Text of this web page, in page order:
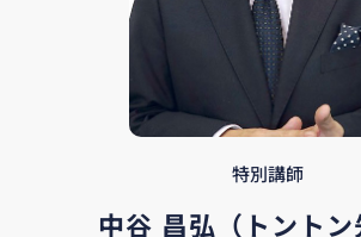
特別講師
中谷 昌弘（トントン